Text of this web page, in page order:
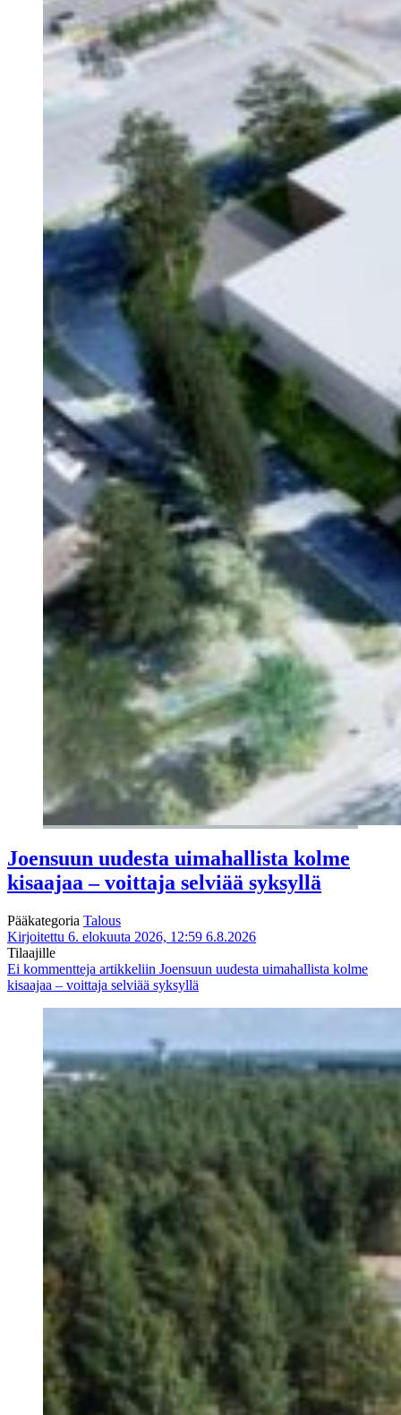
Joensuun uudesta uimahallista kolme
kisaajaa – voittaja selviää syksyllä
Pääkategoria Talous
Kirjoitettu 6. elokuuta 2026, 12:59 6.8.2026
Tilaajille
Ei kommentteja artikkeliin Joensuun uudesta uimahallista kolme
kisaajaa – voittaja selviää syksyllä